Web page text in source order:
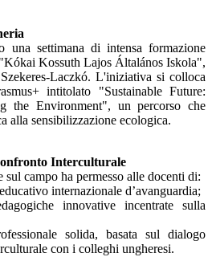
una settimana di intensa formazione
Kossuth Lajos Általános Iskola",
Laczkó. L'iniziativa si colloca
intitolato "Sustainable Future:
the Environment", un percorso che
alla sensibilizzazione ecologica.
Interculturale
sul campo ha permesso alle docenti di:
internazionale d’avanguardia;
innovative incentrate sulla
solida, basata sul dialogo
con i colleghi ungheresi.